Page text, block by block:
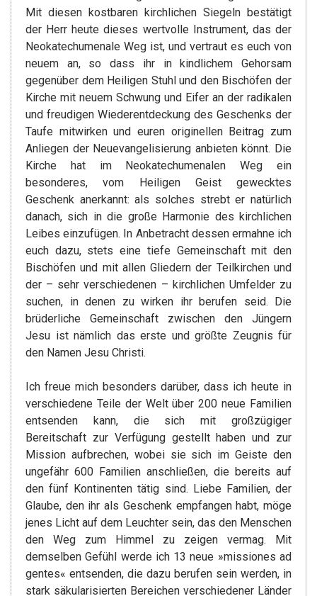
Mit diesen kostbaren kirchlichen Siegeln bestätigt
der Herr heute dieses wertvolle Instrument, das der
Neokatechumenale Weg ist, und vertraut es euch von
neuem an, so dass ihr in kindlichem Gehorsam
gegenüber dem Heiligen Stuhl und den Bischöfen der
Kirche mit neuem Schwung und Eifer an der radikalen
und freudigen Wiederentdeckung des Geschenks der
Taufe mitwirken und euren originellen Beitrag zum
Anliegen der Neuevangelisierung anbieten könnt. Die
Kirche hat im Neokatechumenalen Weg ein
besonderes, vom Heiligen Geist gewecktes
Geschenk anerkannt: als solches strebt er natürlich
danach, sich in die große Harmonie des kirchlichen
Leibes einzufügen. In Anbetracht dessen ermahne ich
euch dazu, stets eine tiefe Gemeinschaft mit den
Bischöfen und mit allen Gliedern der Teilkirchen und
der – sehr verschiedenen – kirchlichen Umfelder zu
suchen, in denen zu wirken ihr berufen seid. Die
brüderliche Gemeinschaft zwischen den Jüngern
Jesu ist nämlich das erste und größte Zeugnis für
den Namen Jesu Christi.
Ich freue mich besonders darüber, dass ich heute in
verschiedene Teile der Welt über 200 neue Familien
entsenden kann, die sich mit großzügiger
Bereitschaft zur Verfügung gestellt haben und zur
Mission aufbrechen, wobei sie sich im Geiste den
ungefähr 600 Familien anschließen, die bereits auf
den fünf Kontinenten tätig sind. Liebe Familien, der
Glaube, den ihr als Geschenk empfangen habt, möge
jenes Licht auf dem Leuchter sein, das den Menschen
den Weg zum Himmel zu zeigen vermag. Mit
demselben Gefühl werde ich 13 neue »missiones ad
gentes« entsenden, die dazu berufen sein werden, in
stark säkularisierten Bereichen verschiedener Länder